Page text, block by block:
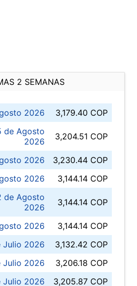
2 SEMANAS
2026
3,179.40 COP
de Agosto
2026
3,204.51 COP
2026
3,230.44 COP
2026
3,144.14 COP
de Agosto
2026
3,144.14 COP
2026
3,144.14 COP
Julio 2026
3,132.42 COP
Julio 2026
3,206.18 COP
Julio 2026
3,205.87 COP